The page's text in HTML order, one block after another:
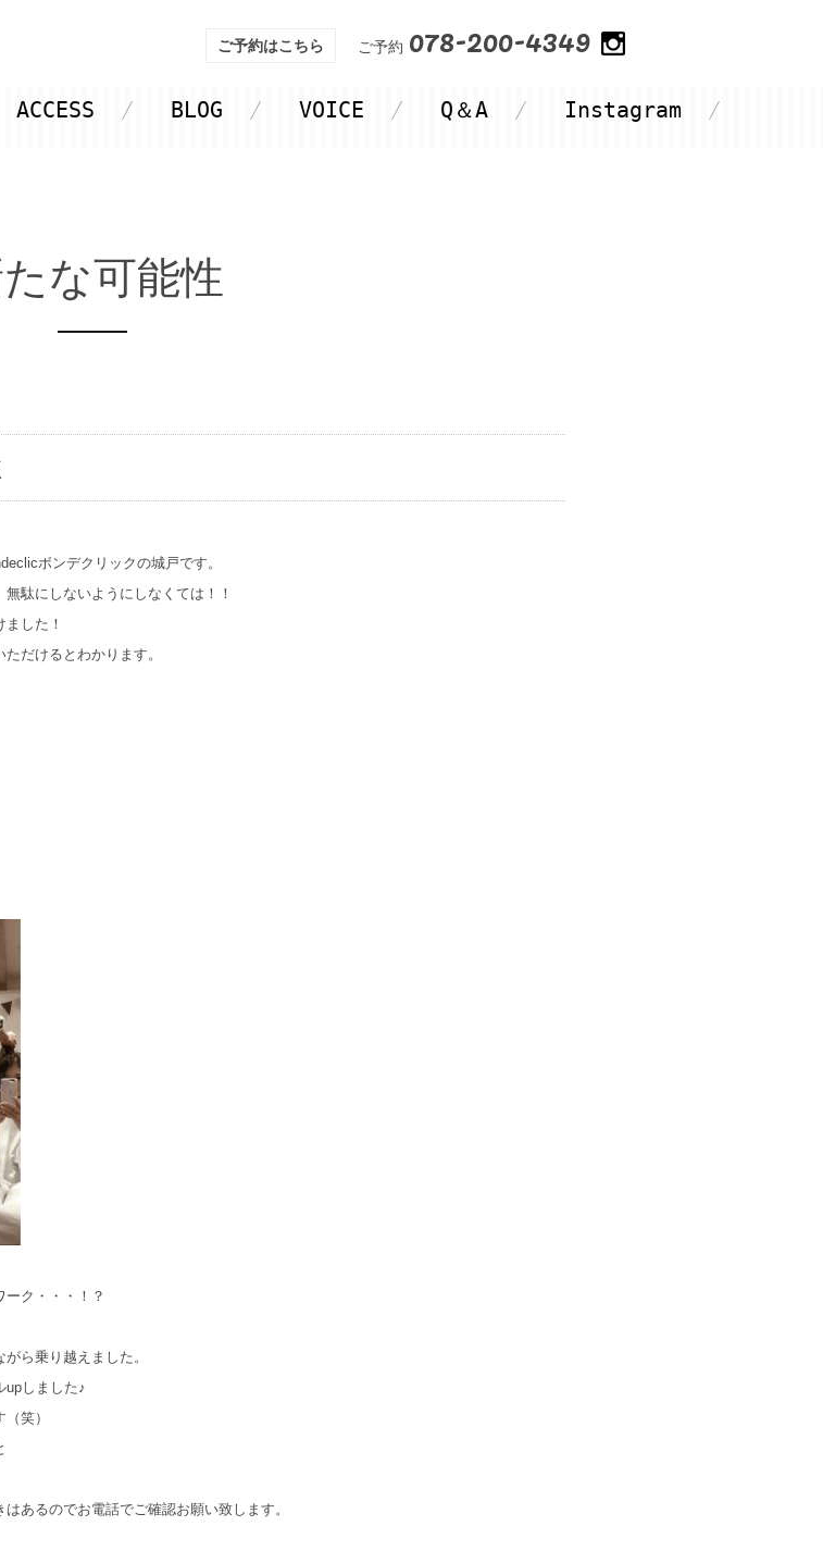
ご予約はこちら ご予約 078-200-4349
ACCESS BLOG VOICE Q＆A Instagram
な可能性
ボンデクリックの城戸です。
駄にしないようにしなくては！！
した！
だけるとわかります。
ク・・・！？
ら乗り越えました。
upしました♪
笑）
あるのでお電話でご確認お願い致します。